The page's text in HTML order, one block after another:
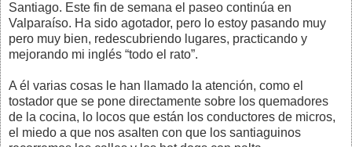
Santiago. Este fin de semana el paseo continúa en
Valparaíso. Ha sido agotador, pero lo estoy pasando muy
pero muy bien, redescubriendo lugares, practicando y
mejorando mi inglés “todo el rato”.
A él varias cosas le han llamado la atención, como el
tostador que se pone directamente sobre los quemadores
de la cocina, lo locos que están los conductores de micros,
el miedo a que nos asalten con que los santiaguinos